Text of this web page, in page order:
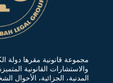
مجموعة قانونية مقرها دولة
والاستشارات القانونية
المدنية، الجزائية، الأحوال